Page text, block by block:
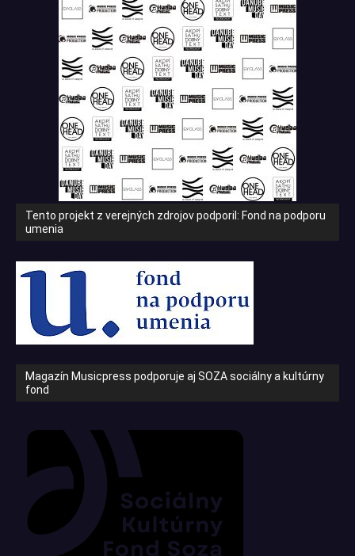
Tento projekt z verejných zdrojov podporil: Fond na podporu
umenia
Magazín Musicpress podporuje aj SOZA sociálny a kultúrny
fond